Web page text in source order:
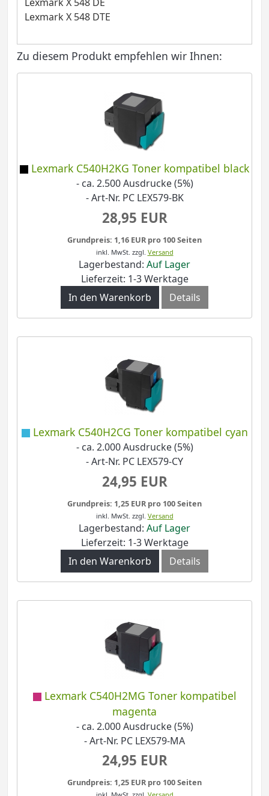
Lexmark X 548 DE
Lexmark X 548 DTE
Zu diesem Produkt empfehlen wir Ihnen:
Lexmark C540H2KG Toner kompatibel black
- ca. 2.500 Ausdrucke (5%)
- Art-Nr. PC LEX579-BK
28,95 EUR
Grundpreis: 1,16 EUR pro 100 Seiten
inkl. MwSt. zzgl. Versand
Lagerbestand: Auf Lager
Lieferzeit: 1-3 Werktage
In den Warenkorb
Details
Lexmark C540H2CG Toner kompatibel cyan
- ca. 2.000 Ausdrucke (5%)
- Art-Nr. PC LEX579-CY
24,95 EUR
Grundpreis: 1,25 EUR pro 100 Seiten
inkl. MwSt. zzgl. Versand
Lagerbestand: Auf Lager
Lieferzeit: 1-3 Werktage
In den Warenkorb
Details
Lexmark C540H2MG Toner kompatibel
magenta
- ca. 2.000 Ausdrucke (5%)
- Art-Nr. PC LEX579-MA
24,95 EUR
Grundpreis: 1,25 EUR pro 100 Seiten